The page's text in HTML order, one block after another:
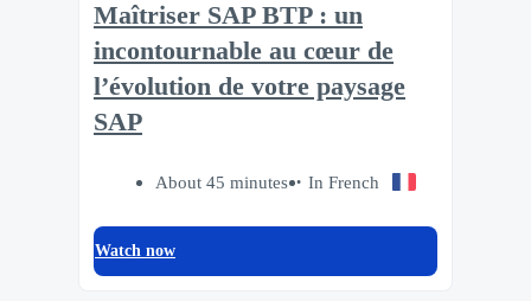
Maîtriser SAP BTP : un
incontournable au cœur de
l’évolution de votre paysage
SAP
About 45 minutes In French
Watch now